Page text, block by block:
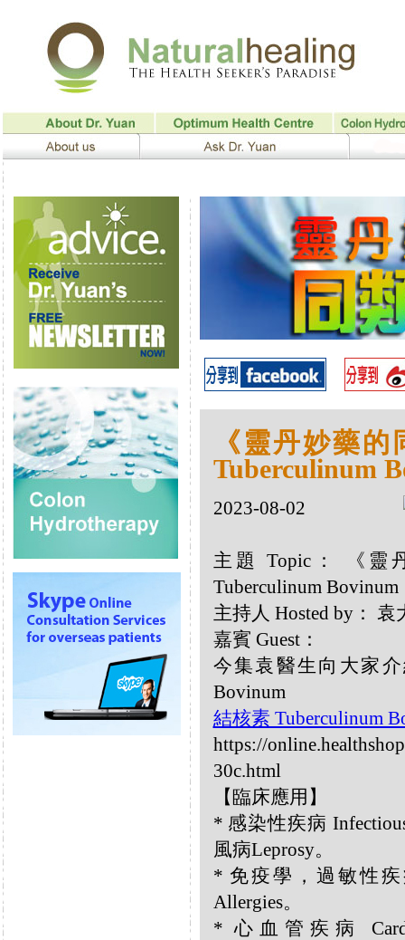
《靈丹妙藥
Tuberculinum
2023-08-02
主題 Topic： 《靈
Tuberculinum Bovinum
主持人 Hosted by：
嘉賓 Guest：
今集袁醫生向大家
Bovinum
結核素 Tuberculinum
https://
30c.html
【臨床應用】
* 感染性疾病
風病Leprosy。
* 免疫學，過敏性疾
Allergies。
* 心血管疾病